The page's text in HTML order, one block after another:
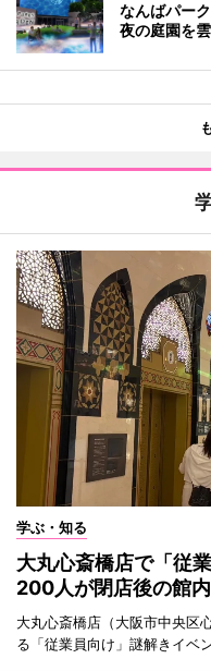
なんばパー
夜の庭園を
学ぶ・知る
大丸心斎橋店で「従
200人が閉店後の館
大丸心斎橋店（大阪市中央区
る「従業員向け」謎解きイベ